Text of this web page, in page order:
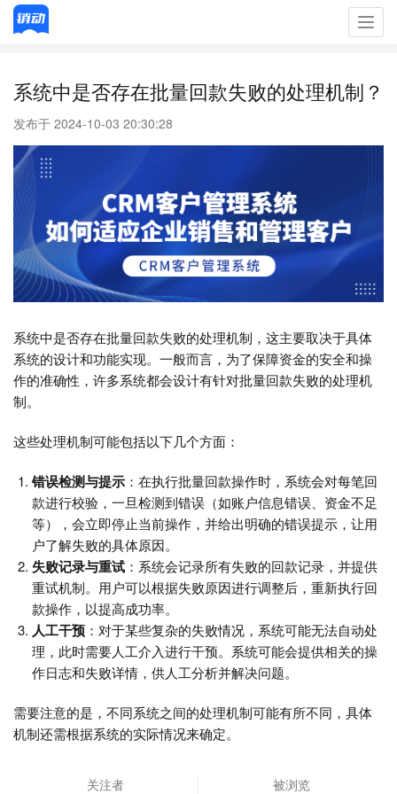
系统中是否存在批量回款失败的处理机制？
发布于 2024-10-03 20:30:28
系统中是否存在批量回款失败的处理机制，这主要取决于具体
系统的设计和功能实现。一般而言，为了保障资金的安全和操
作的准确性，许多系统都会设计有针对批量回款失败的处理机
制。
这些处理机制可能包括以下几个方面：
错误检测与提示 ：在执行批量回款操作时，系统会对每笔回
款进行校验，一旦检测到错误（如账户信息错误、资金不足
等），会立即停止当前操作，并给出明确的错误提示，让用
户了解失败的具体原因。
失败记录与重试 ：系统会记录所有失败的回款记录，并提供
重试机制。用户可以根据失败原因进行调整后，重新执行回
款操作，以提高成功率。
人工干预 ：对于某些复杂的失败情况，系统可能无法自动处
理，此时需要人工介入进行干预。系统可能会提供相关的操
作日志和失败详情，供人工分析并解决问题。
需要注意的是，不同系统之间的处理机制可能有所不同，具体
机制还需根据系统的实际情况来确定。
关注者 被浏览